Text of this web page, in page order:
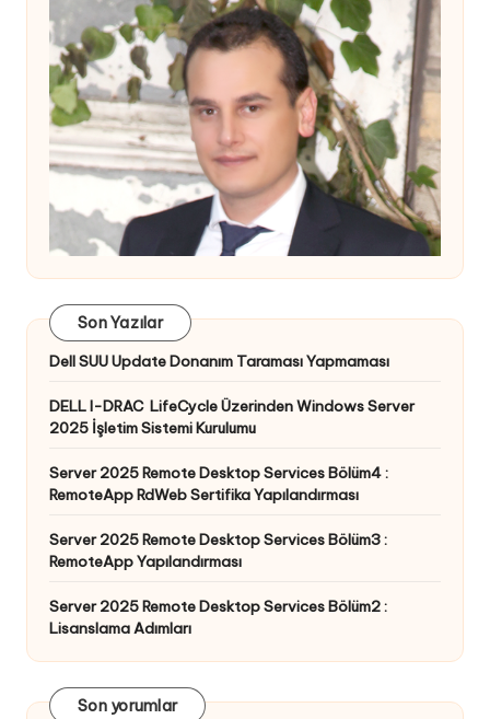
Son Yazılar
Dell SUU Update Donanım Taraması Yapmaması
DELL I-DRAC LifeCycle Üzerinden Windows Server
2025 İşletim Sistemi Kurulumu
Server 2025 Remote Desktop Services Bölüm4 :
RemoteApp RdWeb Sertifika Yapılandırması
Server 2025 Remote Desktop Services Bölüm3 :
RemoteApp Yapılandırması
Server 2025 Remote Desktop Services Bölüm2 :
Lisanslama Adımları
Son yorumlar